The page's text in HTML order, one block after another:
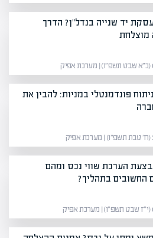
יד שנייה בנדל"ן? הדרך
פונדמנטלי במניות: להבין את
הערכת שווי נכס ומהם
החשובים בתהליך?